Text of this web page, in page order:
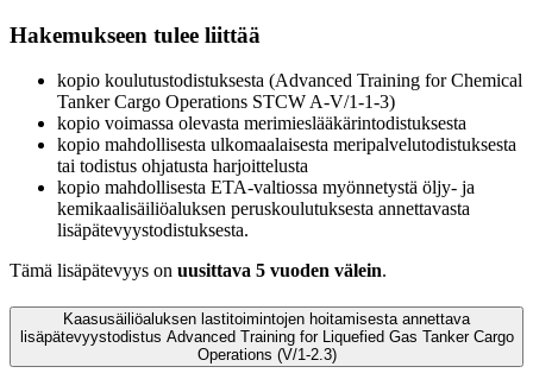
Hakemukseen tulee liittää
kopio koulutustodistuksesta (Advanced Training for Chemical
Tanker Cargo Operations STCW A-V/1-1-3)
kopio voimassa olevasta merimieslääkärintodistuksesta
kopio mahdollisesta ulkomaalaisesta meripalvelutodistuksesta
tai todistus ohjatusta harjoittelusta
kopio mahdollisesta ETA-valtiossa myönnetystä öljy- ja
kemikaalisäiliöaluksen peruskoulutuksesta annettavasta
lisäpätevyystodistuksesta.
Tämä lisäpätevyys on uusittava 5 vuoden välein.
Kaasusäiliöaluksen lastitoimintojen hoitamisesta annettava
lisäpätevyystodistus Advanced Training for Liquefied Gas Tanker Cargo
Operations (V/1-2.3)